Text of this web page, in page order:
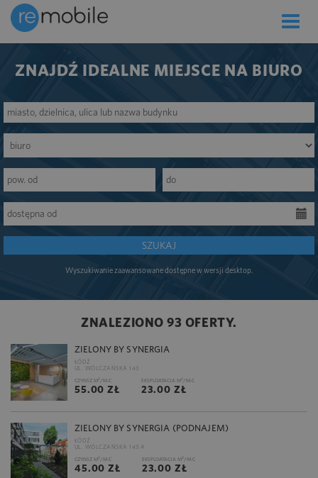
Toggle
ZNAJDŹ IDEALNE MIEJSCE NA BIURO
SZUKAJ
Wyszukiwanie zaawansowane dostępne w wersji desktop.
ZNALEZIONO 93 OFERTY.
ZIELONY BY SYNERGIA
ŁÓDŹ
UL. WÓLCZAŃSKA 143
CZYNSZ M2 /M-C
55.00 ZŁ
EKSPLOATACJA M2 /M-C
23.00 ZŁ
ZIELONY BY SYNERGIA (PODNAJEM)
ŁÓDŹ
UL. WÓLCZAŃSKA 143 A
CZYNSZ M2 /M-C
45.00 ZŁ
EKSPLOATACJA M2 /M-C
23.00 ZŁ